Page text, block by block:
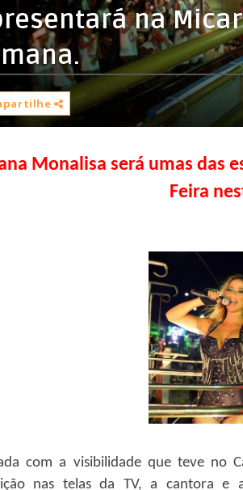
na
Monalisa será umas das
Feira
com a visibilidade que teve no
nas telas da TV, a cantora e